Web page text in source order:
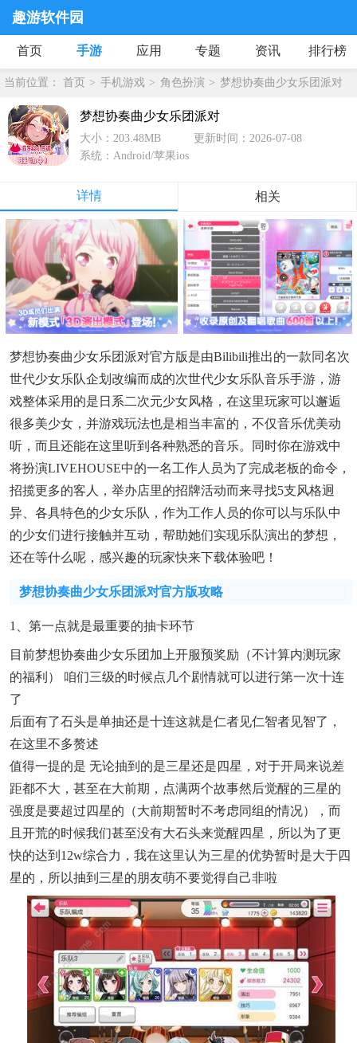
趣游软件园
首页 手游 应用 专题 资讯 排行榜
当前位置： 首页 手机游戏 角色扮演 梦想协奏曲少女乐团派对
梦想协奏曲少女乐团派对
大小：203.48MB
更新时间：2026-07-08
系统：Android/苹果ios
详情 相关
梦想协奏曲少女乐团派对官方版是由bilibili推出的一款同名次
世代少女乐队企划改编而成的次世代少女乐队音乐手游，游
戏整体采用的是日系二次元少女风格，在这里玩家可以邂逅
很多美少女，并游戏玩法也是相当丰富的，不仅音乐优美动
听，而且还能在这里听到各种熟悉的音乐。同时你在游戏中
将扮演LIVEHOUSE中的一名工作人员为了完成老板的命令，
招揽更多的客人，举办店里的招牌活动而来寻找5支风格迥
异、各具特色的少女乐队，作为工作人员的你可以与乐队中
的少女们进行接触并互动，帮助她们实现乐队演出的梦想，
还在等什么呢，感兴趣的玩家快来下载体验吧！
梦想协奏曲少女乐团派对官方版攻略
1、第一点就是最重要的抽卡环节
目前梦想协奏曲少女乐团加上开服预奖励（不计算内测玩家
的福利） 咱们三级的时候点几个剧情就可以进行第一次十连
了
后面有了石头是单抽还是十连这就是仁者见仁智者见智了，
在这里不多赘述
值得一提的是 无论抽到的是三星还是四星，对于开局来说差
距都不大，甚至在大前期，点满两个故事然后觉醒的三星的
强度是要超过四星的（大前期暂时不考虑同组的情况），而
且开荒的时候我们甚至没有大石头来觉醒四星，所以为了更
快的达到12w综合力，我在这里认为三星的优势暂时是大于四
星的，所以抽到三星的朋友萌不要觉得自己非啦